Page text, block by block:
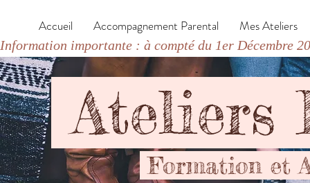
Accueil Accompagnement Parental Mes Ateliers
Information importante : à compté du 1er Décembre
Ateliers
Formation et